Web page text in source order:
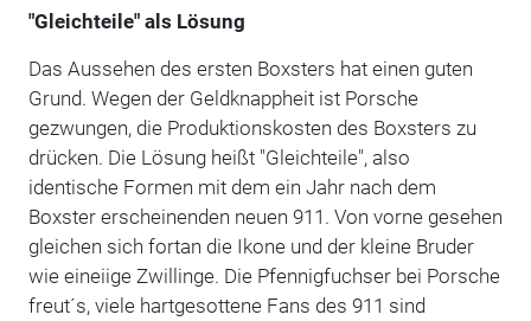
"Gleichteile" als Lösung
Das Aussehen des ersten Boxsters hat einen guten
Grund. Wegen der Geldknappheit ist Porsche
gezwungen, die Produktionskosten des Boxsters zu
drücken. Die Lösung heißt "Gleichteile", also
identische Formen mit dem ein Jahr nach dem
Boxster erscheinenden neuen 911. Von vorne gesehen
gleichen sich fortan die Ikone und der kleine Bruder
wie eineiige Zwillinge. Die Pfennigfuchser bei Porsche
freut´s, viele hartgesottene Fans des 911 sind